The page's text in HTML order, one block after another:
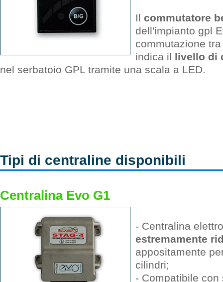
Il commutatore
dell'impianto gpl
commutazione
indica il livello di
nel serbatoio GPL tramite una scala a LED.
Tipi di centraline disponibili
Centralina Evo G1
- Centralina
estremamente
appositamente
cilindri;
- Compatibile